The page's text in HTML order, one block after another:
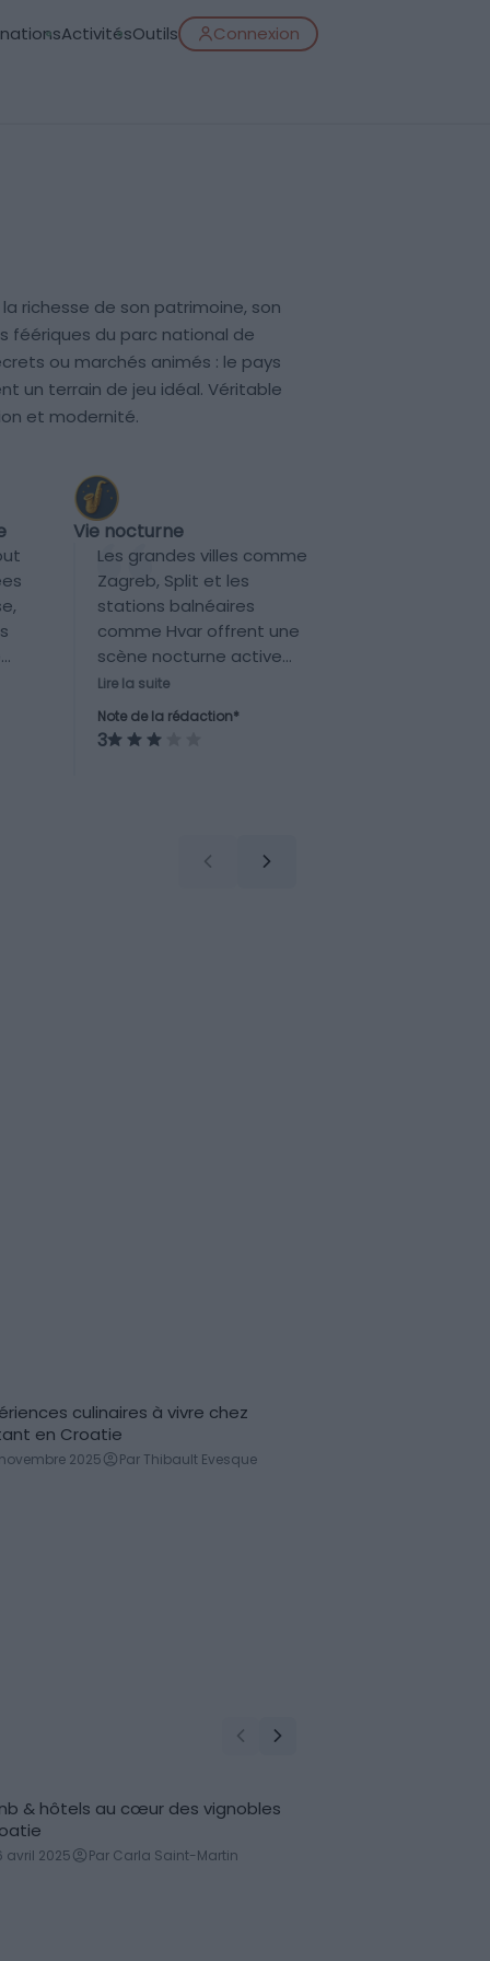
ActivitésOutils Connexion
richesse de son patrimoine, son
féériques du parc national de
ou marchés animés : le pays
un terrain de jeu idéal. Véritable
et modernité.
Vie nocturne
Les grandes villes comme
Zagreb, Split et les
stations balnéaires
comme Hvar offrent une
scène nocturne active
avec bars, clubs et
festivals, mais ce n’est pas
la principale attraction du
Lire la suite
Note de la rédaction*
3
gastronomique
culinaires à vivre chez
en Croatie
2025 Par Thibault Evesque
& hôtels au cœur des vignobles
avril 2025 Par Carla Saint-Martin